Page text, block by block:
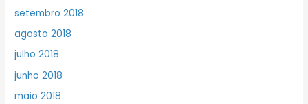
setembro 2018
agosto 2018
julho 2018
junho 2018
maio 2018